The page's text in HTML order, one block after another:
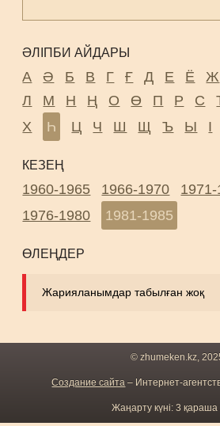
ӘЛІПБИ АЙДАРЫ
А Ә Б В Г Ғ Д Е Ё Ж
Л
М Н Ң О Ө П Р С
Х
Һ Ц Ч Ш Щ Ъ Ы І
КЕЗЕҢ
1960-1965 1966-1970
1976-1980
1981-1985
ӨЛЕҢДЕР
Жарияланымдар табылған жоқ
© zhumeken.kz,
Создание сайта – Интернет-
Жаңарту күні: 3 қараша